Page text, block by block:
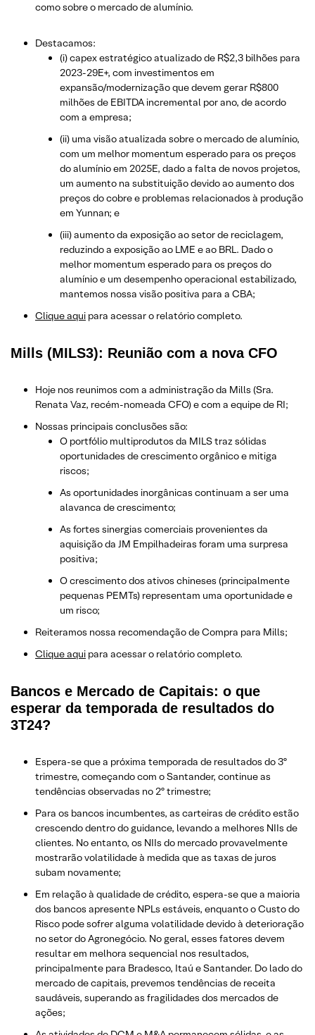
como sobre o mercado de alumínio.
Destacamos:
(i) capex estratégico atualizado de R$2,3 bilhões para
2023-29E+, com investimentos em
expansão/modernização que devem gerar R$800
milhões de EBITDA incremental por ano, de acordo
com a empresa;
(ii) uma visão atualizada sobre o mercado de alumínio,
com um melhor momentum esperado para os preços
do alumínio em 2025E, dado a falta de novos projetos,
um aumento na substituição devido ao aumento dos
preços do cobre e problemas relacionados à produção
em Yunnan; e
(iii) aumento da exposição ao setor de reciclagem,
reduzindo a exposição ao LME e ao BRL. Dado o
melhor momentum esperado para os preços do
alumínio e um desempenho operacional estabilizado,
mantemos nossa visão positiva para a CBA;
​Clique aqui para acessar o relatório completo.
Mills (MILS3): Reunião com a nova CFO
Hoje nos reunimos com a administração da Mills (Sra.
Renata Vaz, recém-nomeada CFO) e com a equipe de RI;
Nossas principais conclusões são:
O portfólio multiprodutos da MILS traz sólidas
oportunidades de crescimento orgânico e mitiga
riscos;
As oportunidades inorgânicas continuam a ser uma
alavanca de crescimento;
As fortes sinergias comerciais provenientes da
aquisição da JM Empilhadeiras foram uma surpresa
positiva;
O crescimento dos ativos chineses (principalmente
pequenas PEMTs) representam uma oportunidade e
um risco;
Reiteramos nossa recomendação de Compra para Mills;
Clique aqui para acessar o relatório completo.
Bancos e Mercado de Capitais: o que
esperar da temporada de resultados do
3T24?
Espera-se que a próxima temporada de resultados do 3º
trimestre, começando com o Santander, continue as
tendências observadas no 2º trimestre;
Para os bancos incumbentes, as carteiras de crédito estão
crescendo dentro do guidance, levando a melhores NIIs de
clientes. No entanto, os NIIs do mercado provavelmente
mostrarão volatilidade à medida que as taxas de juros
subam novamente;
Em relação à qualidade de crédito, espera-se que a maioria
dos bancos apresente NPLs estáveis, enquanto o Custo do
Risco pode sofrer alguma volatilidade devido à deterioração
no setor do Agronegócio. No geral, esses fatores devem
resultar em melhora sequencial nos resultados,
principalmente para Bradesco, Itaú e Santander. Do lado do
mercado de capitais, prevemos tendências de receita
saudáveis, superando as fragilidades dos mercados de
ações;